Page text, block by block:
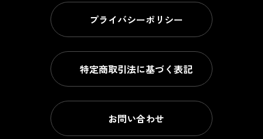
プライバシーポリシー
特定商取引法に基づく表記
お問い合わせ